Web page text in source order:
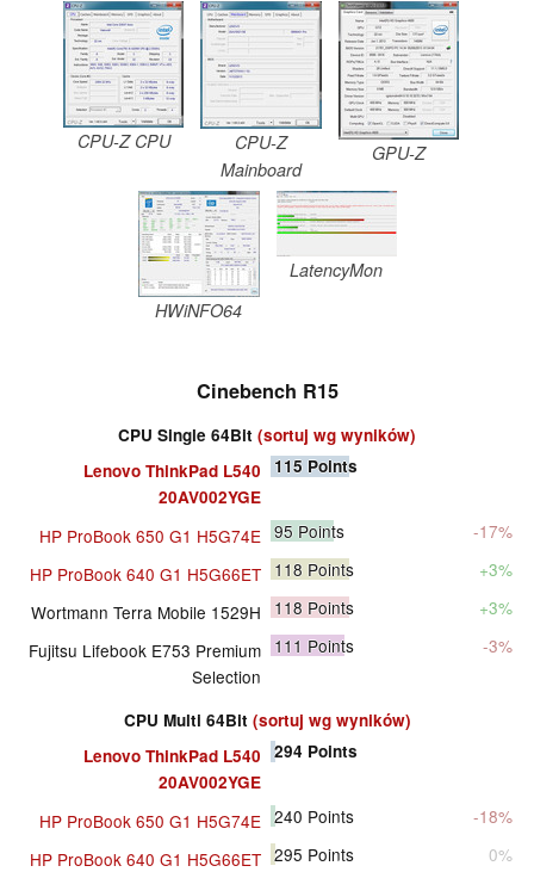
CPU-Z CPU
CPU-Z
Mainboard
GPU-Z
HWiNFO64
LatencyMon
Cinebench R15
CPU Single 64Bit (sortuj wg wyników)
Lenovo ThinkPad L540
20AV002YGE
115 Points
HP ProBook 650 G1 H5G74E 95 Points
-17%
HP ProBook 640 G1 H5G66ET 118 Points
+3%
Wortmann Terra Mobile 1529H
118 Points
+3%
Fujitsu Lifebook E753 Premium
Selection
111 Points -3%
CPU Multi 64Bit (sortuj wg wyników)
Lenovo ThinkPad L540
20AV002YGE
294 Points
HP ProBook 650 G1 H5G74E 240 Points
-18%
HP ProBook 640 G1 H5G66ET 295 Points
0%